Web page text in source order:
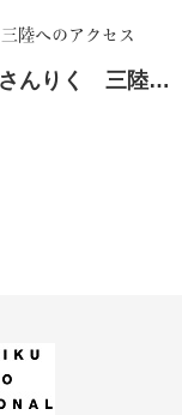
三陸へのアクセス
道の駅さんりく 三陸ふるさと物産センター ＜大船渡市＞